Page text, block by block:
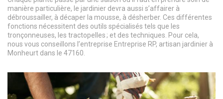
manière particulière, le jardinier devra aussi s’affairer à
débroussailler, à décaper la mousse, à désherber. Ces différentes
fonctions nécessitent des outils spécialisés tels que les
tronçonneuses, les tractopelles ; et des techniques. Pour cela,
nous vous conseillons l’entreprise Entreprise RP, artisan jardinier à
Monheurt dans le 47160.